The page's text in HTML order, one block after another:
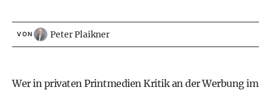
VON Peter Plaikner
Wer in privaten Printmedien Kritik an der Werbung im